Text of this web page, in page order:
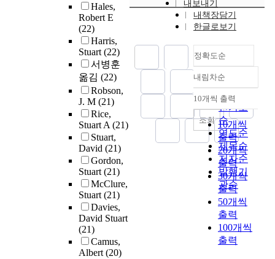
Hales,
Robert E
(22)
Harris,
Stuart(22)
서병훈
옮김 (22)
Robson,
J. M (21)
Rice,
Stuart A(21)
Stuart,
David (21)
Gordon,
Stuart(21)
McClure,
Stuart(21)
Davies,
David Stuart
(21)
Camus,
Albert(20)
내보내기
내책장담기
한글로보기
정확도순
정확도
순
인기도
순
연도순
제목순
저자순
발행기
관순
내림차순
내림차순
10개씩 출력
10개씩
출력
20개씩
출력
30개씩
출력
50개씩
출력
100개씩
출력
조회